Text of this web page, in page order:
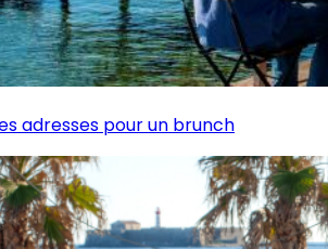
adresses pour un brunch